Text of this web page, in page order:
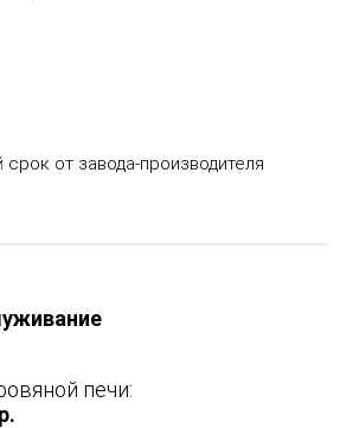
срок от завода-производителя
печи: